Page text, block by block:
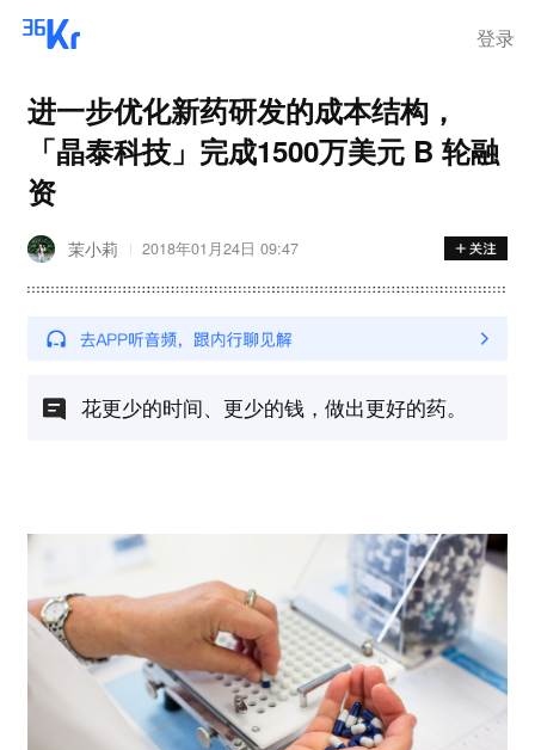
登录
进一步优化新药研发的成本结构，
「晶泰科技」完成1500万美元 B 轮融
资
茉小莉 2018年01月24日 09:47
花更少的时间、更少的钱，做出更好的药。